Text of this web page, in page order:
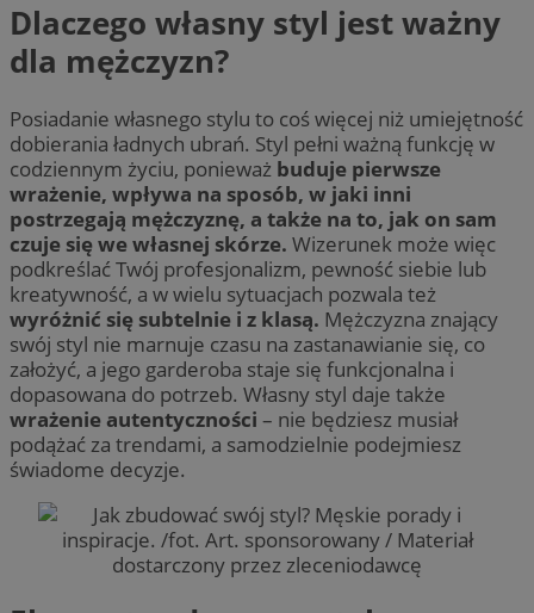
Dlaczego własny styl jest ważny
dla mężczyzn?
Posiadanie własnego stylu to coś więcej niż umiejętność
dobierania ładnych ubrań. Styl pełni ważną funkcję w
codziennym życiu, ponieważ buduje pierwsze
wrażenie, wpływa na sposób, w jaki inni
postrzegają mężczyznę, a także na to, jak on sam
czuje się we własnej skórze. Wizerunek może więc
podkreślać Twój profesjonalizm, pewność siebie lub
kreatywność, a w wielu sytuacjach pozwala też
wyróżnić się subtelnie i z klasą. Mężczyzna znający
swój styl nie marnuje czasu na zastanawianie się, co
założyć, a jego garderoba staje się funkcjonalna i
dopasowana do potrzeb. Własny styl daje także
wrażenie autentyczności – nie będziesz musiał
podążać za trendami, a samodzielnie podejmiesz
świadome decyzje.